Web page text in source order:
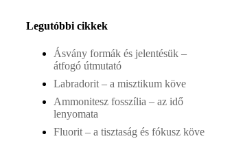
Legutóbbi cikkek
Ásvány formák és jelentésük –
átfogó útmutató
Labradorit – a misztikum köve
Ammonitesz fosszília – az idő
lenyomata
Fluorit – a tisztaság és fókusz köve